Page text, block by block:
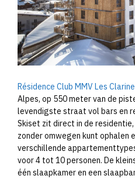
Résidence Club MMV Les
Alpes, op 550 meter van de
levendigste straat vol bars en
Skiset zit direct in de
zonder omwegen kunt ophalen
verschillende
voor 4 tot 10 personen. De
één slaapkamer en een